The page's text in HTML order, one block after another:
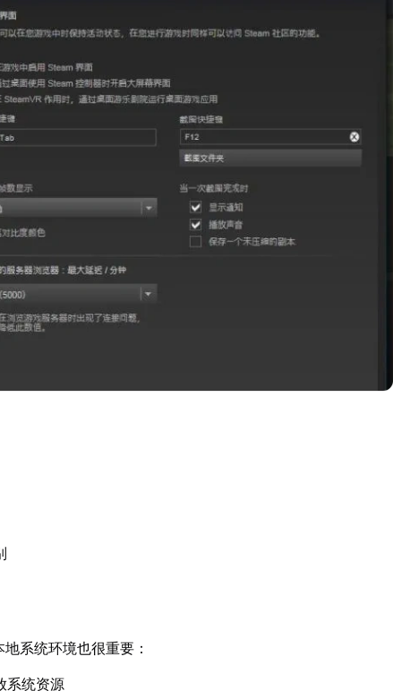
系统环境也很重要：
系统资源